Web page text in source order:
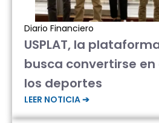
Diario Financiero
USPLAT, la
busca convertirse en
los deportes
LEER NOTICIA ➔